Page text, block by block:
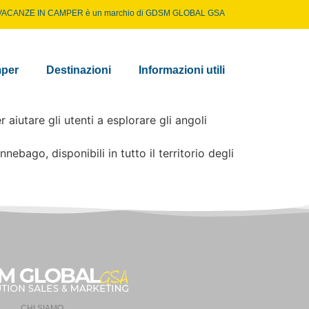
IN CAMPER è un marchio di GDSM GLOBAL GSA
Destinazioni Informazioni utili
aiutare gli utenti a esplorare gli angoli
disponibili in tutto il territorio degli